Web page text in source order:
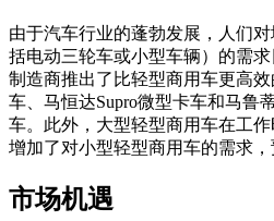
由于汽车行业的蓬勃发展，人们
括电动三轮车或小型车辆）的需
制造商推出了比轻型商用车更高
车、马恒达Supro微型卡车和马鲁
车。此外，大型轻型商用车在工
增加了对小型轻型商用车的需求，
市场机遇